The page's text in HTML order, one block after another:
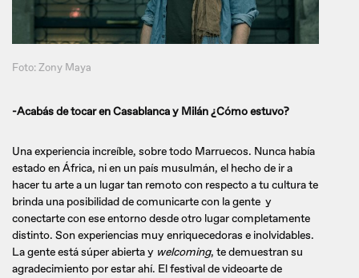
Foto: Zony Maya
-Acabás de tocar en Casablanca y Milán ¿Cómo estuvo?
Una experiencia increíble, sobre todo Marruecos. Nunca había
estado en África, ni en un país musulmán, el hecho de ir a
hacer tu arte a un lugar tan remoto con respecto a tu cultura te
brinda una posibilidad de comunicarte con la gente y
conectarte con ese entorno desde otro lugar completamente
distinto. Son experiencias muy enriquecedoras e inolvidables.
La gente está súper abierta y welcoming, te demuestran su
agradecimiento por estar ahí. El festival de videoarte de